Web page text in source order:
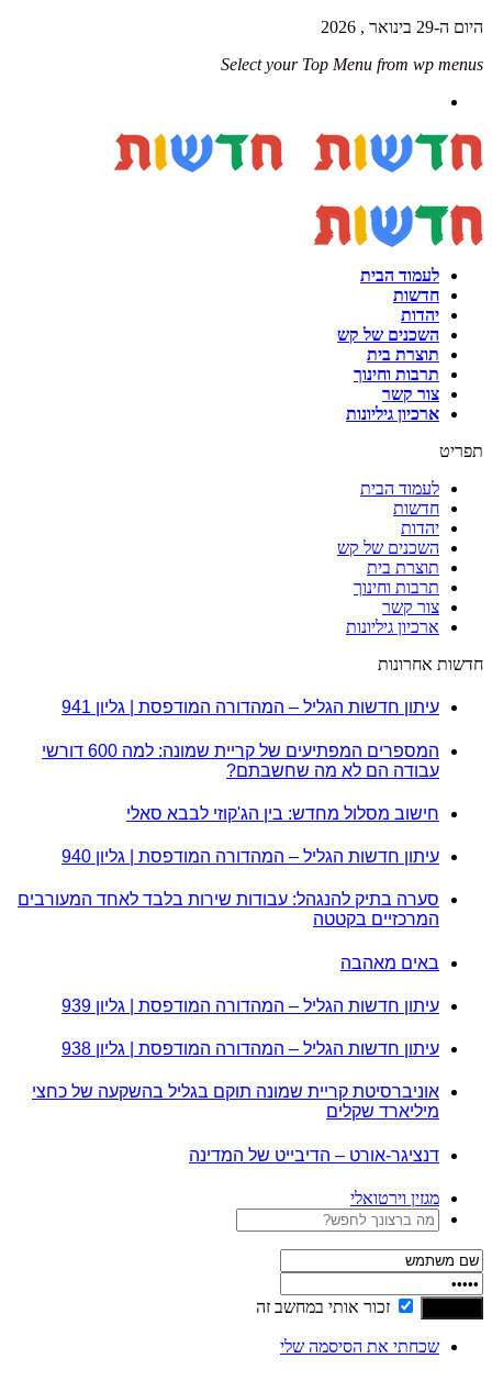
היום ה-29 בינואר , 2026
Select your Top Menu from wp menus
לעמוד הבית
חדשות
יהדות
השכנים של קש
תוצרת בית
תרבות וחינוך
צור קשר
ארכיון גיליונות
תפריט
לעמוד הבית
חדשות
יהדות
השכנים של קש
תוצרת בית
תרבות וחינוך
צור קשר
ארכיון גיליונות
חדשות אחרונות
עיתון חדשות הגליל – המהדורה המודפסת | גליון 941
המספרים המפתיעים של קריית שמונה: למה 600 דורשי
עבודה הם לא מה שחשבתם?
חישוב מסלול מחדש: בין הג'קוזי לבבא סאלי
עיתון חדשות הגליל – המהדורה המודפסת | גליון 940
סערה בתיק להנגהל: עבודות שירות בלבד לאחד המעורבים
המרכזיים בקטטה
באים מאהבה
עיתון חדשות הגליל – המהדורה המודפסת | גליון 939
עיתון חדשות הגליל – המהדורה המודפסת | גליון 938
אוניברסיטת קריית שמונה תוקם בגליל בהשקעה של כחצי
מיליארד שקלים
דנציגר-אורט – הדיבייט של המדינה
מגזין וירטואלי
זכור אותי במחשב זה
שכחתי את הסיסמה שלי